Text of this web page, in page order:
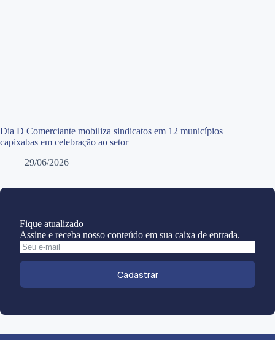
Dia D Comerciante mobiliza sindicatos em 12 municípios
capixabas em celebração ao setor
29/06/2026
Fique atualizado
Assine e receba nosso conteúdo em sua caixa de entrada.
Cadastrar